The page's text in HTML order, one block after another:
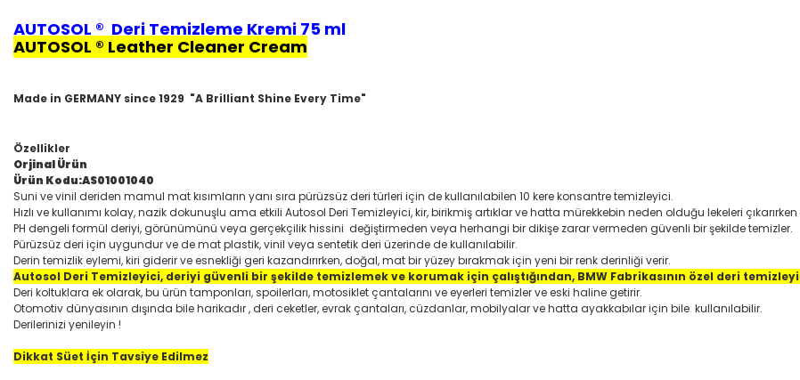
AUTOSOL ® Deri Temizleme Kremi 75 ml
AUTOSOL ® Leather Cleaner Cream
Made in GERMANY since 1929 "A Brilliant Shine Every Time"
Özellikler
Orjinal Ürün
Ürün Kodu:AS01001040
Suni ve vinil deriden mamul mat kısımların yanı sıra pürüzsüz deri türleri için de kullanılabilen 10 kere konsantre temizleyici.
Hızlı ve kullanımı kolay, nazik dokunuşlu ama etkili Autosol Deri Temizleyici, kir, birikmiş artıklar ve hatta mürekkebin neden olduğu lekeleri çıkarırken
PH dengeli formül deriyi, görünümünü veya gerçekçilik hissini değiştirmeden veya herhangi bir dikişe zarar vermeden güvenli bir şekilde temizler.
Pürüzsüz deri için uygundur ve de mat plastik, vinil veya sentetik deri üzerinde de kullanılabilir.
Derin temizlik eylemi, kiri giderir ve esnekliği geri kazandırırken, doğal, mat bir yüzey bırakmak için yeni bir renk derinliği verir.
Autosol Deri Temizleyici, deriyi güvenli bir şekilde temizlemek ve korumak için çalıştığından, BMW Fabrikasının özel deri
Deri koltuklara ek olarak, bu ürün tamponları, spoilerları, motosiklet çantalarını ve eyerleri temizler ve eski haline getirir.
Otomotiv dünyasının dışında bile harikadır , deri ceketler, evrak çantaları, cüzdanlar, mobilyalar ve hatta ayakkabılar için bile kullanılabilir.
Derilerinizi yenileyin !
Dikkat Süet İçin Tavsiye Edilmez